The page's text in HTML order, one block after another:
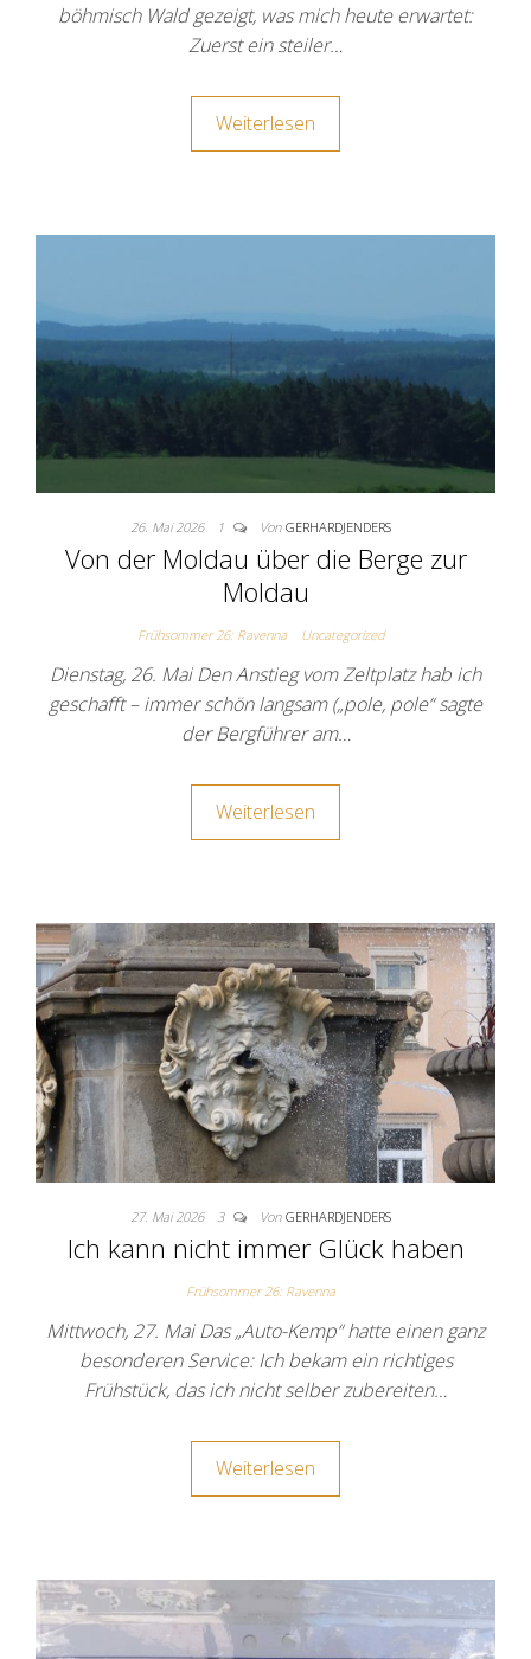
böhmisch Wald gezeigt, was mich heute erwartet:
Zuerst ein steiler…
Weiterlesen
26. Mai 2026 1 Von GERHARDJENDERS
Von der Moldau über die Berge zur
Moldau
Frühsommer 26: Ravenna Uncategorized
Dienstag, 26. Mai Den Anstieg vom Zeltplatz hab ich
geschafft – immer schön langsam („pole, pole“ sagte
der Bergführer am…
Weiterlesen
27. Mai 2026 3 Von GERHARDJENDERS
Ich kann nicht immer Glück haben
Frühsommer 26: Ravenna
Mittwoch, 27. Mai Das „Auto-Kemp“ hatte einen ganz
besonderen Service: Ich bekam ein richtiges
Frühstück, das ich nicht selber zubereiten…
Weiterlesen